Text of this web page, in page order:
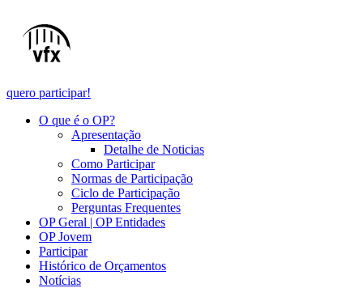
quero participar!
O que é o OP?
Apresentação
Detalhe de Noticias
Como Participar
Normas de Participação
Ciclo de Participação
Perguntas Frequentes
OP Geral | OP Entidades
OP Jovem
Participar
Histórico de Orçamentos
Notícias